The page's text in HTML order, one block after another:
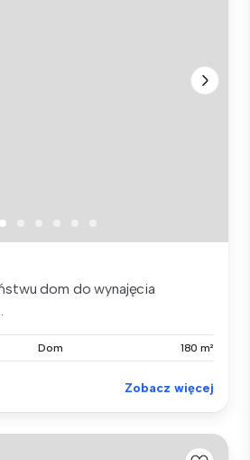
dom do wynajęcia
Dom 180 m²
Zobacz więcej